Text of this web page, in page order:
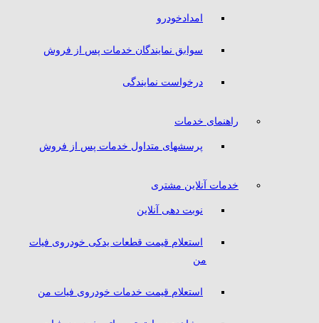
امدادخودرو
سوابق نمایندگان خدمات پس از فروش
درخواست نمایندگی
راهنمای خدمات
پرسشهای متداول خدمات پس از فروش
خدمات آنلاین مشتری
نوبت دهی آنلاین
استعلام قیمت قطعات یدکی خودروی فیات
من
استعلام قیمت خدمات خودروی فیات من